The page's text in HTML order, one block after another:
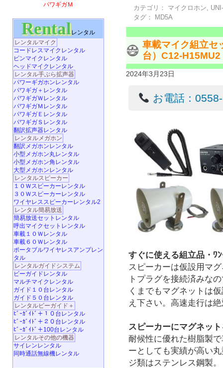
カテゴリ： マイクロホン,
タグ：
MD5A
車載マイク組立セ
台）C12-H15MU2
2024年3月23日
お電話：
すぐに使える組立品・ﾜ
スピーカーは仮設用マ
トプラグを接続済みな
くまでもマグネットは
え下さい。高速走行は
スピーカーにマグネッ
耐候性に優れた樹脂製
ーとしても実績が高い
ジ類はステンレス鋼製
パワギガＭ
Rentalレンタル
レンタルマイク
コードレスマイクレンタル
ピンマイクレンタル
ヘッドマイクレンタル
レンタル手ぶら拡声器
パワーギガホンレンタル
パワギガ＋レンタル
パワギガＷレンタル
パワギガＭレンタル
パワギガＥレンタル
パワギガＳレンタル
翻訳拡声器レンタル
レンタルメガホン
翻訳メガホンレンタル
小型メガホン丸レンタル
小型メガホン角レンタル
大型メガホンレンタル
レンタルスピーカー
１０Ｗスピーカーレンタル
３０Ｗスピーカーレンタル
ワイヤレススピーカーレンタル2
レンタル簡易放送
簡易放送セットレンタル
呼出マイクセットレンタル
車載１０Ｗレンタル
車載６０Ｗレンタル
ポータブルワイヤレスアンプレン
タル
レンタルガイドシステム
ビーガイドレンタル
マルチマイクレンタル
ガイド１０台レンタル
ガイド５０台レンタル
レンタルビーガイド＋
ﾋﾞｰｶﾞｲﾄﾞ＋１０台レンタル
ﾋﾞｰｶﾞｲﾄﾞ＋２０台レンタル
ﾋﾞｰｶﾞｲﾄﾞ＋100台レンタル
レンタルその他の機器
サイレンレンタル
同時通話無線機レンタル